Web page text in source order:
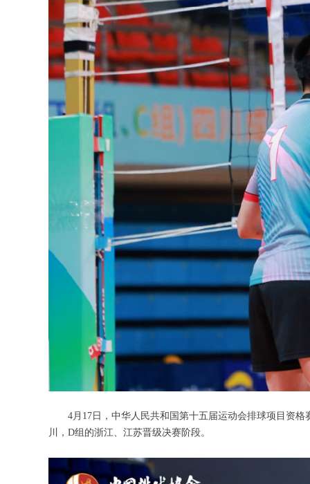
4月17日，中华人民共和国第十五届运动会排球项目资格
川，D组的浙江、江苏晋级决赛阶段。